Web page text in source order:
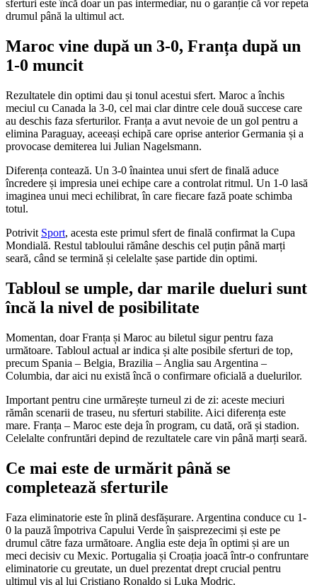
sferturi este încă doar un pas intermediar, nu o garanție că vor repeta
drumul până la ultimul act.
Maroc vine după un 3-0, Franța după un
1-0 muncit
Rezultatele din optimi dau și tonul acestui sfert. Maroc a închis
meciul cu Canada la 3-0, cel mai clar dintre cele două succese care
au deschis faza sferturilor. Franța a avut nevoie de un gol pentru a
elimina Paraguay, aceeași echipă care oprise anterior Germania și a
provocase demiterea lui Julian Nagelsmann.
Diferența contează. Un 3-0 înaintea unui sfert de finală aduce
încredere și impresia unei echipe care a controlat ritmul. Un 1-0 lasă
imaginea unui meci echilibrat, în care fiecare fază poate schimba
totul.
Potrivit Sport, acesta este primul sfert de finală confirmat la Cupa
Mondială. Restul tabloului rămâne deschis cel puțin până marți
seară, când se termină și celelalte șase partide din optimi.
Tabloul se umple, dar marile dueluri sunt
încă la nivel de posibilitate
Momentan, doar Franța și Maroc au biletul sigur pentru faza
următoare. Tabloul actual ar indica și alte posibile sferturi de top,
precum Spania – Belgia, Brazilia – Anglia sau Argentina –
Columbia, dar aici nu există încă o confirmare oficială a duelurilor.
Important pentru cine urmărește turneul zi de zi: aceste meciuri
rămân scenarii de traseu, nu sferturi stabilite. Aici diferența este
mare. Franța – Maroc este deja în program, cu dată, oră și stadion.
Celelalte confruntări depind de rezultatele care vin până marți seară.
Ce mai este de urmărit până se
completează sferturile
Faza eliminatorie este în plină desfășurare. Argentina conduce cu 1-
0 la pauză împotriva Capului Verde în șaisprezecimi și este pe
drumul către faza următoare. Anglia este deja în optimi și are un
meci decisiv cu Mexic. Portugalia și Croația joacă într-o confruntare
eliminatorie cu greutate, un duel prezentat drept crucial pentru
ultimul vis al lui Cristiano Ronaldo și Luka Modric.